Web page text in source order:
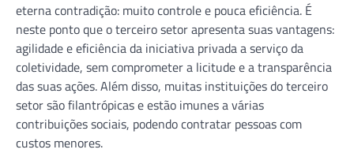
eterna contradição: muito controle e pouca eficiência. É
neste ponto que o terceiro setor apresenta suas vantagens:
agilidade e eficiência da iniciativa privada a serviço da
coletividade, sem comprometer a licitude e a transparência
das suas ações. Além disso, muitas instituições do terceiro
setor são filantrópicas e estão imunes a várias
contribuições sociais, podendo contratar pessoas com
custos menores.